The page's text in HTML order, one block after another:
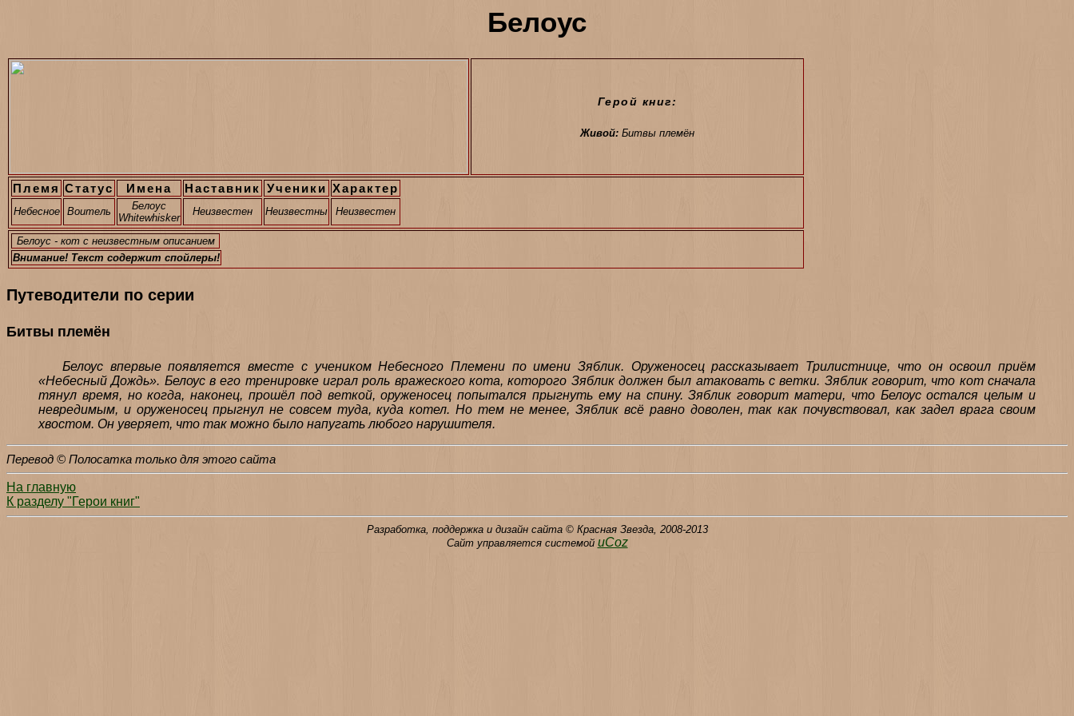
Белоус
Герой книг:
Живой: Битвы племён
Племя Статус Имена Наставник Ученики Характер
Небесное Воитель
Белоус
Whitewhisker
Неизвестен Неизвестны Неизвестен
Белоус - кот с неизвестным описанием
Внимание! Текст содержит спойлеры!
Путеводители по серии
Битвы племён
Белоус впервые появляется вместе с учеником Небесного Племени по имени Зяблик. Оруженосец рассказывает Трилистнице, что он освоил приём
«Небесный Дождь». Белоус в его тренировке играл роль вражеского кота, которого Зяблик должен был атаковать с ветки. Зяблик говорит, что кот сначала
тянул время, но когда, наконец, прошёл под веткой, оруженосец попытался прыгнуть ему на спину. Зяблик говорит матери, что Белоус остался целым и
невредимым, и оруженосец прыгнул не совсем туда, куда котел. Но тем не менее, Зяблик всё равно доволен, так как почувствовал, как задел врага своим
хвостом. Он уверяет, что так можно было напугать любого нарушителя.
Перевод © Полосатка только для этого сайта
На главную
К разделу "Герои книг"
Разработка, поддержка и дизайн сайта © Красная Звезда, 2008-2013
Сайт управляется системой uCoz